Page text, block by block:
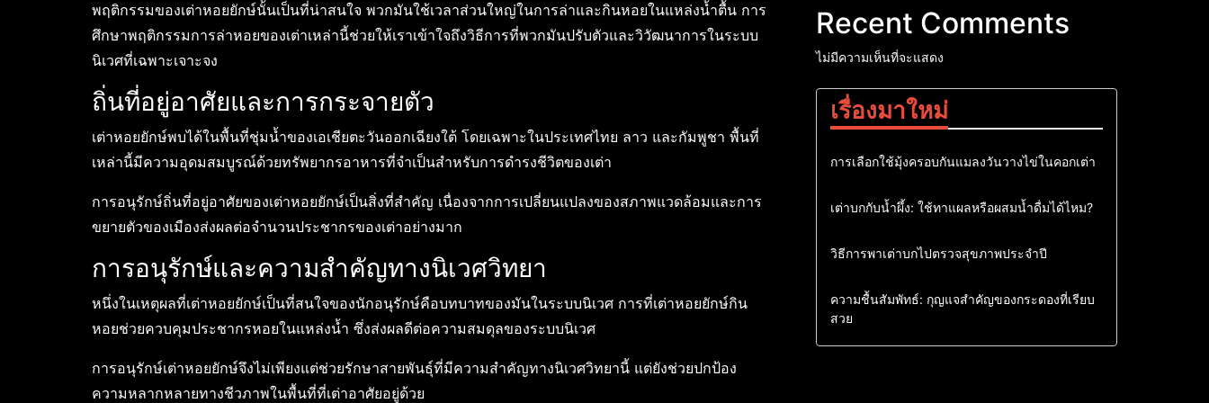
พฤติกรรมของเต่าหอยยักษ์นั้นเป็นที่น่าสนใจ พวกมันใช้เวลาส่วนใหญ่ในการล่าและกินหอยในแหล่งน้ำตื้น การ
ศึกษาพฤติกรรมการล่าหอยของเต่าเหล่านี้ช่วยให้เราเข้าใจถึงวิธีการที่พวกมันปรับตัวและวิวัฒนาการในระบบ
นิเวศที่เฉพาะเจาะจง
ถิ่นที่อยู่อาศัยและการกระจายตัว
เต่าหอยยักษ์พบได้ในพื้นที่ชุ่มน้ำของเอเชียตะวันออกเฉียงใต้ โดยเฉพาะในประเทศไทย ลาว และกัมพูชา พื้นที่
เหล่านี้มีความอุดมสมบูรณ์ด้วยทรัพยากรอาหารที่จำเป็นสำหรับการดำรงชีวิตของเต่า
การอนุรักษ์ถิ่นที่อยู่อาศัยของเต่าหอยยักษ์เป็นสิ่งที่สำคัญ เนื่องจากการเปลี่ยนแปลงของสภาพแวดล้อมและการ
ขยายตัวของเมืองส่งผลต่อจำนวนประชากรของเต่าอย่างมาก
การอนุรักษ์และความสำคัญทางนิเวศวิทยา
หนึ่งในเหตุผลที่เต่าหอยยักษ์เป็นที่สนใจของนักอนุรักษ์คือบทบาทของมันในระบบนิเวศ การที่เต่าหอยยักษ์กิน
หอยช่วยควบคุมประชากรหอยในแหล่งน้ำ ซึ่งส่งผลดีต่อความสมดุลของระบบนิเวศ
การอนุรักษ์เต่าหอยยักษ์จึงไม่เพียงแต่ช่วยรักษาสายพันธุ์ที่มีความสำคัญทางนิเวศวิทยานี้ แต่ยังช่วยปกป้อง
ความหลากหลายทางชีวภาพในพื้นที่ที่เต่าอาศัยอยู่ด้วย
Recent Comments
ไม่มีความเห็นที่จะแสดง
เรื่องมาใหม่
เต่าบก
การเลือกใช้มุ้งครอบกันแมลงวันวางไข่ในคอกเต่า
เต่าบก
เต่าบกกับน้ำผึ้ง: ใช้ทาแผลหรือผสมน้ำดื่มได้ไหม?
วิธีการพาเต่าบกไปตรวจสุขภาพประจำปี
เต่าบก
ความชื้นสัมพัทธ์: กุญแจสำคัญของกระดองที่เรียบ
สวย